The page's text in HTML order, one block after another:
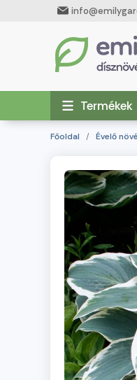
Termékek
Főoldal / Évelő